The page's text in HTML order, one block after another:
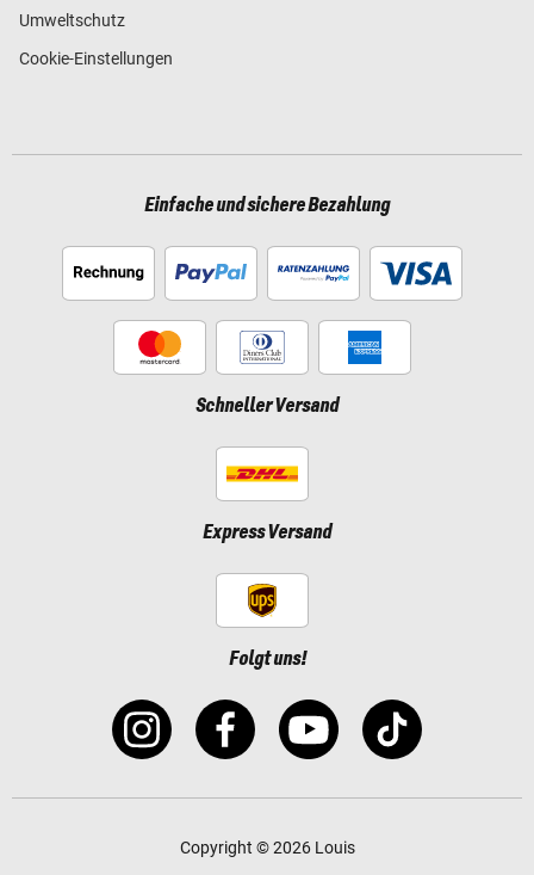
Umweltschutz
Cookie-Einstellungen
Einfache und sichere Bezahlung
Schneller Versand
Express Versand
Folgt uns!
Copyright © 2026 Louis